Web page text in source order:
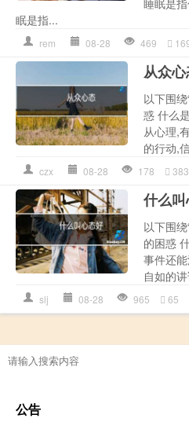
眠是指...
rem 08-28 469
从众
以下围
惑 什么
从心理,
的行动,
czx 08-28 178 383
什么
以下围
的困惑
事件还
自如的
slj 08-28 965 65
公告